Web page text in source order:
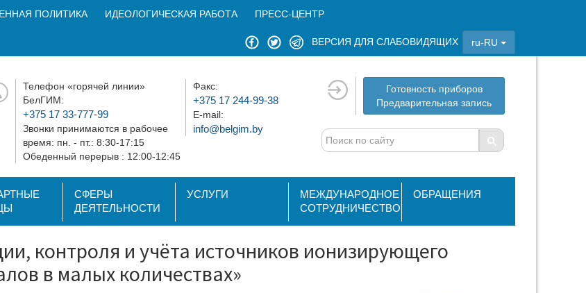
ПОЛИТИКА ИДЕОЛОГИЧЕСКАЯ РАБОТА ПРЕСС-ЦЕНТР
ВЕРСИЯ ДЛЯ СЛАБОВИДЯЩИХ ru-RU
Телефон «горячей линии»
БелГИМ:
+375 17 33-777-99
Звонки принимаются в рабочее
время: пн. - пт.: 8:30-17:15
Обеденный перерыв : 12:00-12:45
Факс:
+375 17 244-99-38
E-mail:
info@belgim.by
Готовность приборов
Предварительная запись
СФЕРЫ
ДЕЯТЕЛЬНОСТИ
УСЛУГИ
МЕЖДУНАРОДНОЕ
СОТРУДНИЧЕСТВО
ОБРАЩЕНИЯ
контроля и учёта источников ионизирующего
в малых количествах»